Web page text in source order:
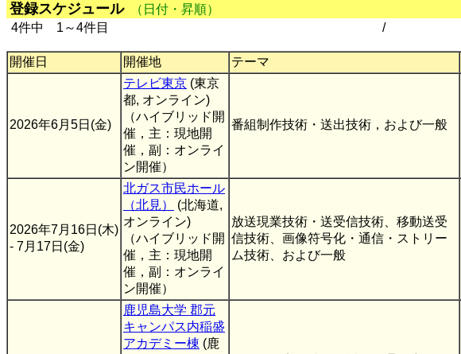
登録スケジュール
（日付・昇順）
4件中 1～4件目
/
開催日 開催地 テーマ
2026年6月5日(金)
テレビ東京 (東京
都, オンライン)
（ハイブリッド開
催，主：現地開
催，副：オンライ
ン開催）
番組制作技術・送出技術，および一般
2026年7月16日(木)
- 7月17日(金)
北ガス市民ホール
（北見）
(北海道,
オンライン)
（ハイブリッド開
催，主：現地開
催，副：オンライ
ン開催）
放送現業技術・送受信技術、移動送受
信技術、画像符号化・通信・ストリー
ム技術、および一般
鹿児島大学 郡元
キャンパス内稲盛
アカデミー棟 (鹿